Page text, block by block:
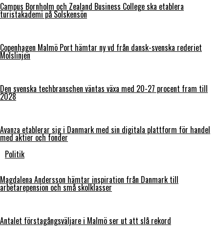
Campus Bornholm och Zealand Business College ska etablera
turistakademi på Solskensön
Copenhagen Malmö Port hämtar ny vd från dansk-svenska rederiet
Molslinjen
Den svenska techbranschen väntas växa med 20-27 procent fram till
2028
Avanza etablerar sig i Danmark med sin digitala plattform för handel
med aktier och fonder
Politik
Magdalena Andersson hämtar inspiration från Danmark till
arbetarepension och små skolklasser
Antalet förstagångsväljare i Malmö ser ut att slå rekord